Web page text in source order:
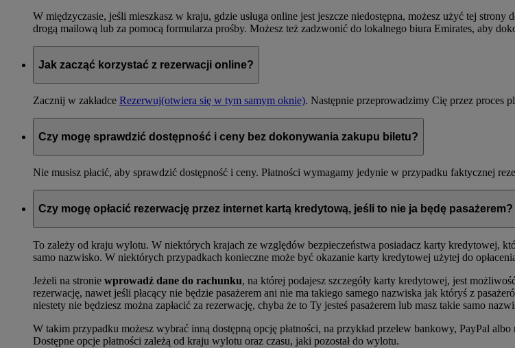
W międzyczasie, jeśli mieszkasz w kraju, gdzie usługa online jest jeszcze niedostępna, możesz użyć tej
drogą mailową lub za pomocą formularza prośby. Możesz też zadzwonić do lokalnego biura Emirates, aby
Jak zacząć korzystać z rezerwacji online?
Zacznij w zakładce Rezerwuj(otwiera się w tym samym oknie). Następnie przeprowadzimy Cię przez proces
Czy mogę sprawdzić dostępność i ceny bez dokonywania zakupu biletu?
Nie musisz płacić, aby sprawdzić dostępność i ceny. Płatności wymagamy jedynie w przypadku faktycznej
Czy mogę opłacić rezerwację przez internet kartą kredytową, jeśli to nie ja będę pasażerem?
To zależy od kraju wylotu. W niektórych krajach ze względów bezpieczeństwa posiadacz karty kredytowej,
samo nazwisko. W niektórych przypadkach konieczne może być okazanie karty kredytowej użytej do
Jeżeli na stronie wprowadź dane do rachunku, na której podajesz szczegóły karty kredytowej, jest
rezerwację, nawet jeśli płacący nie będzie pasażerem ani nie ma takiego samego nazwiska jak któryś z
niestety nie będziesz można zapłacić za rezerwację, chyba że to Ty jesteś pasażerem lub masz takie samo
W takim przypadku możesz wybrać inną dostępną opcję płatności, na przykład przelew bankowy, PayPal
Dostępne opcje płatności zależą od kraju wylotu oraz czasu, jaki pozostał do wylotu.